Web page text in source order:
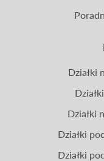
Działki
Działki
Działki
Działki